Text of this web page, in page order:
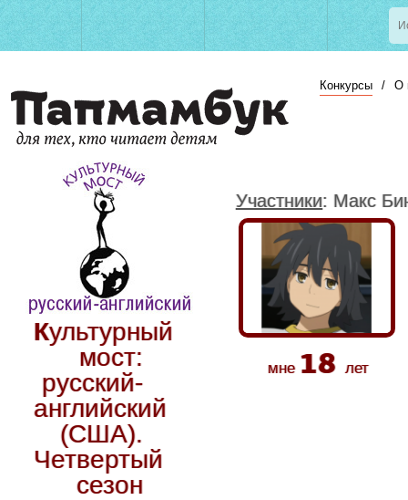
Конкурсы / О
Культурный
мост:
русский-
английский
(США).
Четвертый
сезон
Участники: Макс
мне 18лет